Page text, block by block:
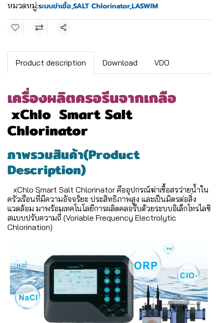
หมวดหมู่:ระบบฆ่าเชื้อ,SALT Chlorinator,LASWIM
แชร์
Product description Download VDO
เครื่องผลิตครอรีนจากเกลือ
xChlo Smart Salt
Chlorinator
ภาพรวมสินค้า(Product
Description)
xChlo Smart Salt Chlorinator คืออุปกรณ์ฆ่าเชื้อสรว่ายน้ำใน
ครัวเรือนที่มีความอัจจริยะ ประสิทธิภาพสูง และเป็นมิตรต่อสิ่ง
แวดล้อม มาพร้อมเทคโนโลยีการผลิตคลอรีบด้วยระบบอิเล็กโทรไลซิ
สแบบปรับความถี่ (Voriable Frequency Electrolytic
Chlorination)